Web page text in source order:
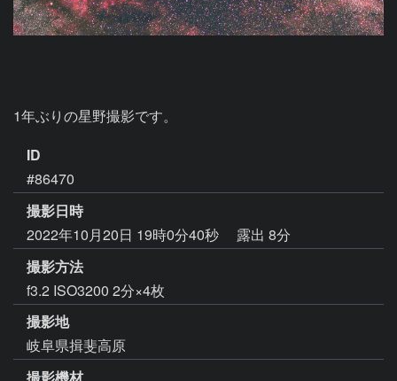
1年ぶりの星野撮影です。
ID
#86470
撮影日時
2022年10月20日 19時0分40秒
露出 8分
撮影方法
f3.2 ISO3200 2分×4枚
撮影地
岐阜県揖斐高原